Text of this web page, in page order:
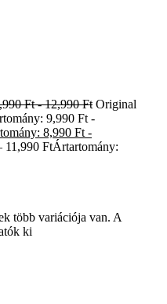
Ft - 12,990 Ft Original
9,990 Ft -
8,990 Ft -
11,990 FtÁrtartomány:
több variációja van. A
ki